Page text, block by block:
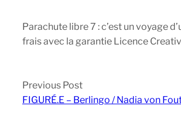
Parachute libre 7 : c’est un voyage
frais avec la garantie Licence
Previous Post
FIGURÉ.E – Berlingo / Nadia von